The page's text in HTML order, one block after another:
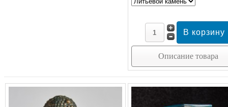
Описание товара